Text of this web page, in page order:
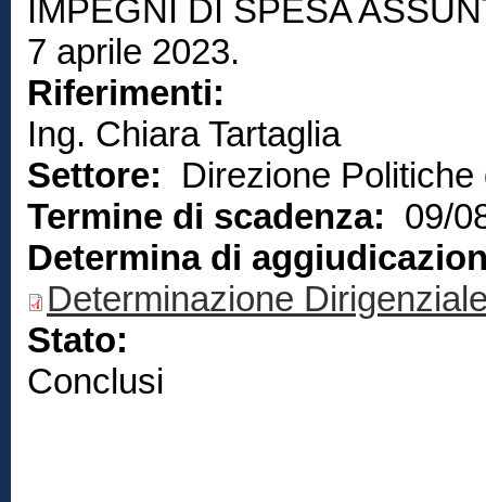
IMPEGNI DI SPESA
7 aprile 2023.
Riferimenti:
Ing. Chiara Tartaglia
Settore:
Direzione Politiche
Termine di scadenza: 09/
Determina di
Determinazione
Stato:
Conclusi